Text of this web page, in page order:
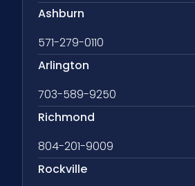
Ashburn
571-279-0110
Arlington
703-589-9250
Richmond
804-201-9009
Rockville